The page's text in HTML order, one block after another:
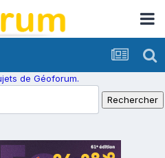
de Géoforum.